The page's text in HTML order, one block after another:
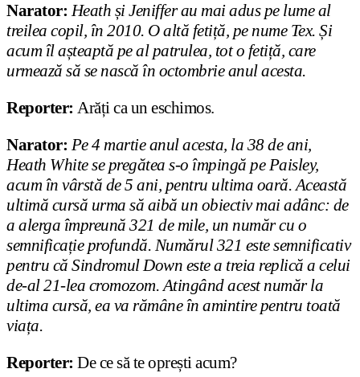
Narator:Heath și Jeniffer au mai adus pe lume al
treilea copil, în 2010. O altă fetiță, pe nume Tex. Și
acum îl așteaptă pe al patrulea, tot o fetiță, care
urmează să se nască în octombrie anul acesta.
Reporter: Arăți ca un eschimos.
Narator: Pe 4 martie anul acesta, la 38 de ani,
Heath White se pregătea s-o împingă pe Paisley,
acum în vârstă de 5 ani, pentru ultima oară. Această
ultimă cursă urma să aibă un obiectiv mai adânc: de
a alerga împreună 321 de mile, un număr cu o
semnificație profundă. Numărul 321 este semnificativ
pentru că Sindromul Down este a treia replică a celui
de-al 21-lea cromozom. Atingând acest număr la
ultima cursă, ea va rămâne în amintire pentru toată
viața.
Reporter: De ce să te oprești acum?